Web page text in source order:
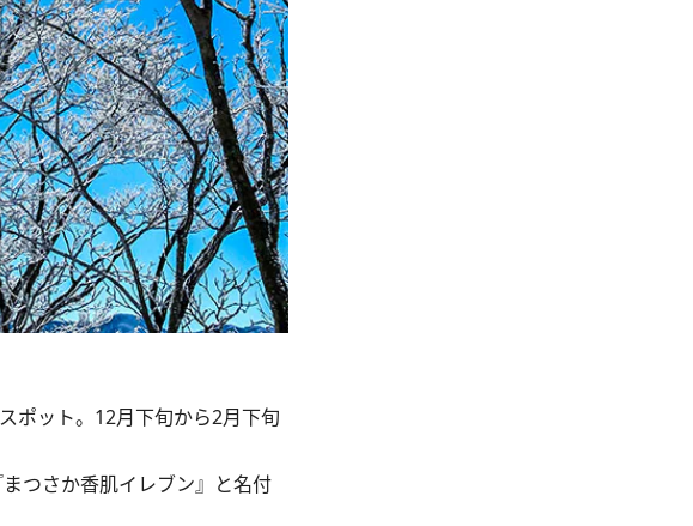
ポット。12月下旬から2月下旬
つさか香肌イレブン』と名付